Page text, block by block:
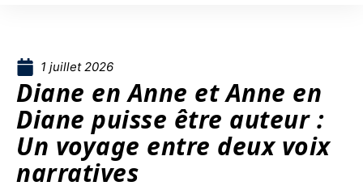
1 juillet 2026
Diane en Anne et Anne en
Diane puisse être auteur :
Un voyage entre deux voix
narratives